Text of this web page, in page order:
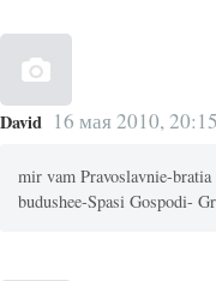
David 16 мая 2010, 20:15
mir vam Pravoslavnie-
budushee-Spasi Gospodi-